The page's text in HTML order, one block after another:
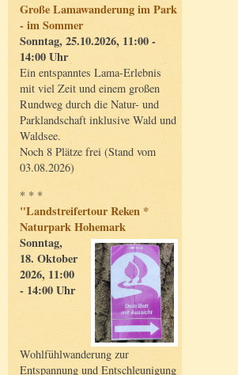
Große Lamawanderung im Park
- im Sommer
Sonntag, 25.10.2026, 11:00 -
14:00 Uhr
Ein entspanntes Lama-Erlebnis
mit viel Zeit und einem großen
Rundweg durch die Natur- und
Parklandschaft inklusive Wald und
Waldsee.
Noch 8 Plätze frei (Stand vom
03.08.2026)
* * *
"Landstreifertour Reken *
Naturpark Hohemark
Sonntag,
18. Oktober
2026, 11:00
- 14:00 Uhr
Wohlfühlwanderung zur
Entspannung und Entschleunigung